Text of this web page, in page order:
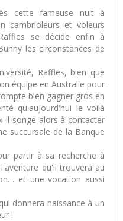
cette fameuse nuit à
cambrioleurs et voleurs
se décide enfin à
les circonstances de
Raffles, bien que
équipe en Australie pour
bien gagner gros en
qu'aujourd'hui le voilà
il songe alors à contacter
succursale de la Banque
partir à sa recherche à
qu'il trouvera au
et une vocation aussi
donnera naissance à un
!